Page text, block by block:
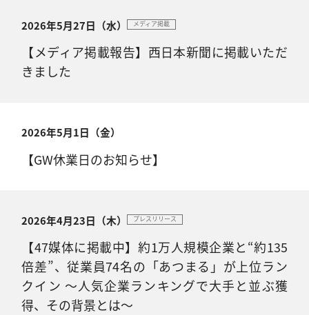
2026年5月27日（水） メディア掲載
【メディア掲載報告】西日本新聞に掲載いただ
きました
2026年5月1日（金）
【GW休業日のお知らせ】
2026年4月23日（木） プレスリリース
【47媒体に掲載中】約1万人規模企業と“約135
倍差”、従業員74名の「あつまる」が上位ラン
クイン 〜人気企業ランキングで大手と並ぶ獲
得、その背景とは〜